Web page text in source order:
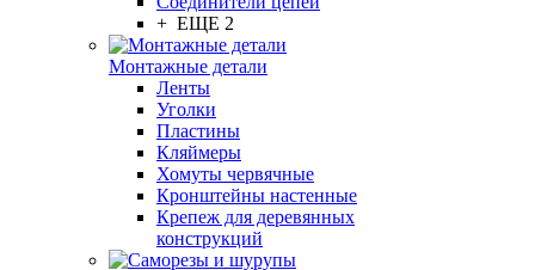
+ ЕЩЕ 2
Монтажные детали
Ленты
Уголки
Пластины
Кляймеры
Хомуты червячные
Кронштейны настенные
Крепеж для деревянных
конструкций